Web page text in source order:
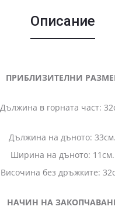
Описание
ПРИБЛИЗИТЕЛНИ
Дължина в горната част:
Дължина на дъното: 33см.
Ширина на дъното: 11см.
Височина без дръжките:
НАЧИН НА